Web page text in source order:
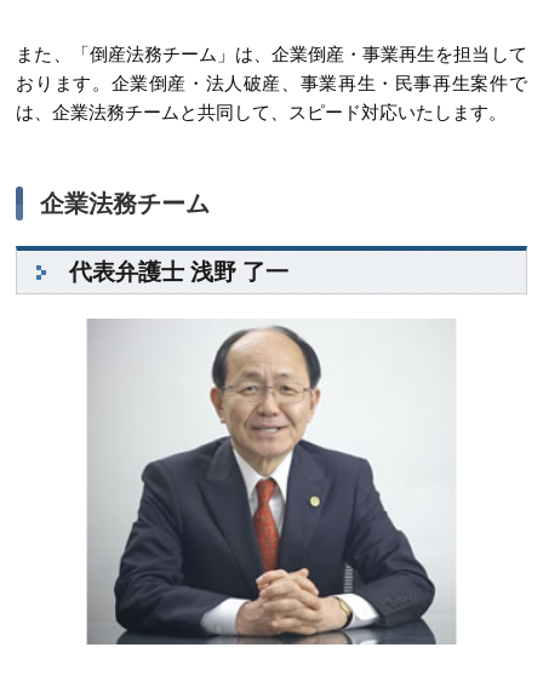
また、「倒産法務チーム」は、企業倒産・事業再生を担当して
おります。企業倒産・法人破産、事業再生・民事再生案件で
は、企業法務チームと共同して、スピード対応いたします。
企業法務チーム
代表弁護士 浅野 了一